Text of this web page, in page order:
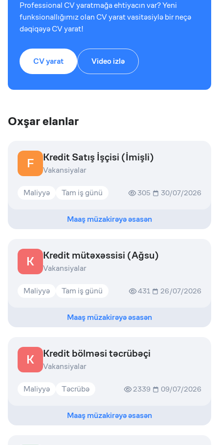
Professional CV yaratmağa ehtiyacın var? Yeni
funksionallığımız olan CV yarat vasitəsiylə bir neçə
dəqiqəyə CV yarat!
CV yarat Video izlə
Oxşar elanlar
F Kredit Satış İşçisi (İmişli)
Vakansiyalar
Maliyyə Tam iş günü 305 30/07/2026
Maaş müzakirəyə əsasən
K Kredit mütəxəssisi (Ağsu)
Vakansiyalar
Maliyyə Tam iş günü 431 26/07/2026
Maaş müzakirəyə əsasən
K Kredit bölməsi təcrübəçi
Vakansiyalar
Maliyyə Təcrübə 2339 09/07/2026
Maaş müzakirəyə əsasən